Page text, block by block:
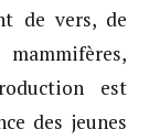
de vers, de
est
des jeunes